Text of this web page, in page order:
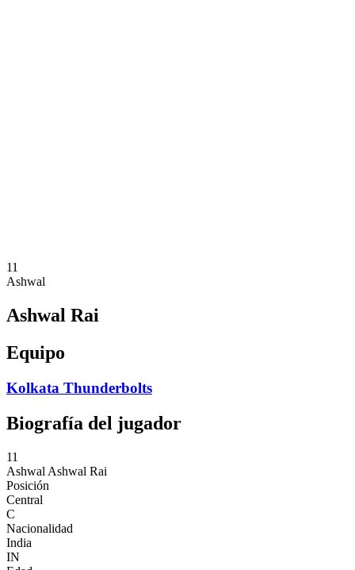
11
Ashwal
Ashwal Rai
Equipo
Kolkata Thunderbolts
Biografía del jugador
11
Ashwal Ashwal Rai
Posición
Central
C
Nacionalidad
India
IN